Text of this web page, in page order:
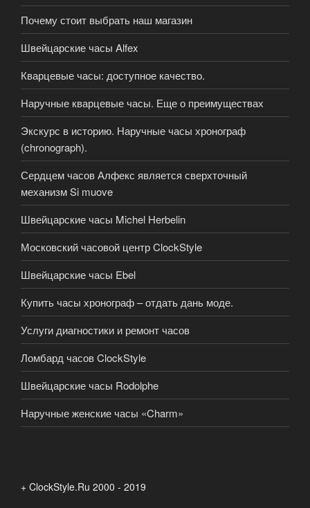
Почему стоит выбрать наш магазин
Швейцарские часы Alfex
Кварцевые часы: доступное качество.
Наручные кварцевые часы. Еще о преимуществах
Экскурс в историю. Наручные часы хронограф
(chronograph).
Сердцем часов Алфекс является сверхточный
механизм Si muove
Швейцарские часы Michel Herbelin
Московский часовой центр ClockStyle
Швейцарские часы Ebel
Купить часы хронограф – отдать дань моде.
Услуги диагностики и ремонт часов
Ломбард часов ClockStyle
Швейцарские часы Rodolphe
Наручные женские часы «Charm»
+ ClockStyle.Ru 2000 - 2019